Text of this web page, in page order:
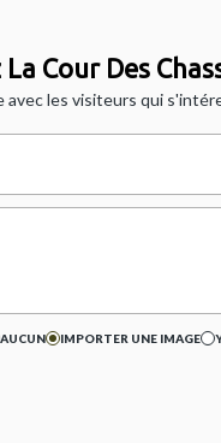
Cour Des
avec les visiteurs qui
AUCUN IMPORTER UNE IMAGE